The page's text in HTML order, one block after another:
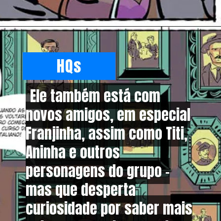
Ele também está com
novos amigos, em especial
Franjinha, assim como Titi,
Aninha e outros
personagens do grupo –
mas que desperta
curiosidade por saber mais
Ele também está com
novos amigos, em especial
Franjinha, assim como Titi,
Aninha e outros
personagens do grupo –
mas que desperta
curiosidade por saber mais
HQs